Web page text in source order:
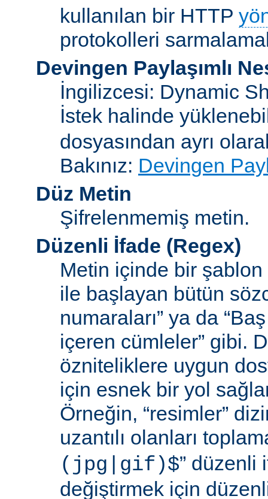
kullanılan bir HTTP
protokolleri
Devingen Paylaşımlı
İngilizcesi: Dynamic
İstek halinde
dosyasından ayrı
Bakınız: Devingen
Düz Metin
Şifrelenmemiş metin.
Düzenli İfade (Regex)
Metin içinde bir şablon
ile başlayan bütün
numaraları” ya da
içeren cümleler” gibi.
özniteliklere uygun
için esnek bir yol
Örneğin, “resimler”
uzantılı olanları
(jpg|gif)$” düzenli
değiştirmek için